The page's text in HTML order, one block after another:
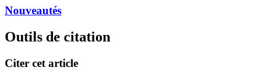
Nouveautés
Outils de citation
Citer cet article